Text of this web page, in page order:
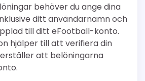
behöver du ange dina
ditt användarnamn och
till ditt eFootball-konto.
hjälper till att verifiera din
att belöningarna